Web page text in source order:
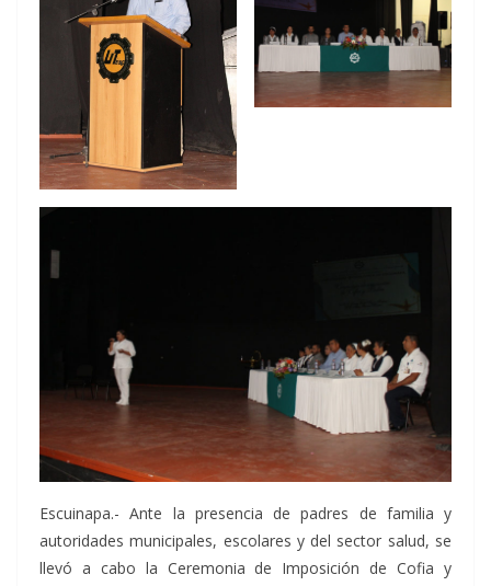
Escuinapa.- Ante la presencia de padres de familia y
autoridades municipales, escolares y del sector salud, se
llevó a cabo la Ceremonia de Imposición de Cofia y